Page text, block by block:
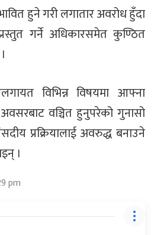
हुने गरी लगातार अवरोध हुँदा
गर्ने अधिकारसमेत कुण्ठित
विभिन्न विषयमा आफ्ना
वञ्चित हुनुपरेको गुनासो
प्रक्रियालाई अवरुद्ध बनाउने
।
pm